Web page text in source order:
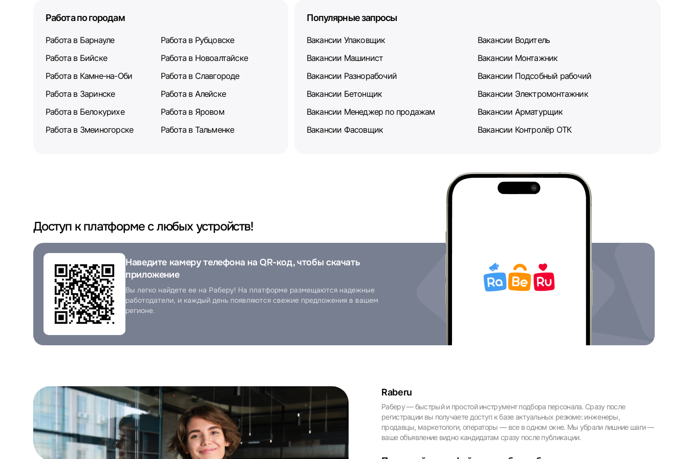
Работа по городам
Работа в Барнауле
Работа в Рубцовске
Работа в Бийске
Работа в Новоалтайске
Работа в Камне-на-Оби
Работа в Славгороде
Работа в Заринске
Работа в Алейске
Работа в Белокурихе
Работа в Яровом
Работа в Змеиногорске
Работа в Тальменке
Популярные запросы
Вакансии Упаковщик
Вакансии Водитель
Вакансии Машинист
Вакансии Монтажник
Вакансии Разнорабочий
Вакансии Подсобный рабочий
Вакансии Бетонщик
Вакансии Электромонтажник
Вакансии Менеджер по продажам
Вакансии Арматурщик
Вакансии Фасовщик
Вакансии Контролёр ОТК
Доступ к платформе с любых устройств!
Наведите камеру телефона на QR-код, чтобы скачать
приложение
Вы легко найдете ее на Раберу! На платформе размещаются надежные
работодатели, и каждый день появляются свежие предложения в вашем
регионе.
Raberu
Раберу — быстрый и простой инструмент подбора персонала. Сразу после
регистрации вы получаете доступ к базе актуальных резюме: инженеры,
продавцы, маркетологи, операторы — все в одном окне. Мы убрали лишние шаги —
ваше объявление видно кандидатам сразу после публикации.